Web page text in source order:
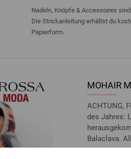
Nadeln, Knöpfe & Accessoires
Die Strickanleitung erhältst du
Papierform.
MOHAIR
ACHTUNG,
des Jahres:
Balaclava.